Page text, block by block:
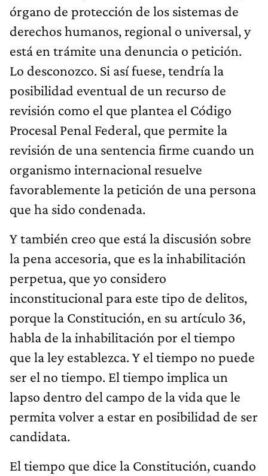
órgano de protección de los sistemas de
derechos humanos, regional o universal, y
está en trámite una denuncia o petición.
Lo desconozco. Si así fuese, tendría la
posibilidad eventual de un recurso de
revisión como el que plantea el Código
Procesal Penal Federal, que permite la
revisión de una sentencia firme cuando un
organismo internacional resuelve
favorablemente la petición de una persona
que ha sido condenada.
Y también creo que está la discusión sobre
la pena accesoria, que es la inhabilitación
perpetua, que yo considero
inconstitucional para este tipo de delitos,
porque la Constitución, en su artículo 36,
habla de la inhabilitación por el tiempo
que la ley establezca. Y el tiempo no puede
ser el no tiempo. El tiempo implica un
lapso dentro del campo de la vida que le
permita volver a estar en posibilidad de ser
candidata.
El tiempo que dice la Constitución, cuando